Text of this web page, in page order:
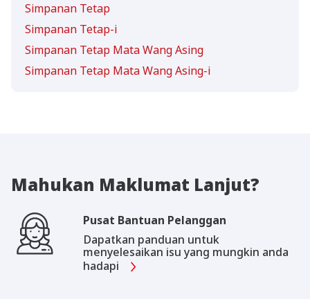
Simpanan Tetap
Simpanan Tetap-i
Simpanan Tetap Mata Wang Asing
Simpanan Tetap Mata Wang Asing-i
Mahukan Maklumat Lanjut?
Pusat Bantuan Pelanggan
Dapatkan panduan untuk
menyelesaikan isu yang mungkin anda
hadapi